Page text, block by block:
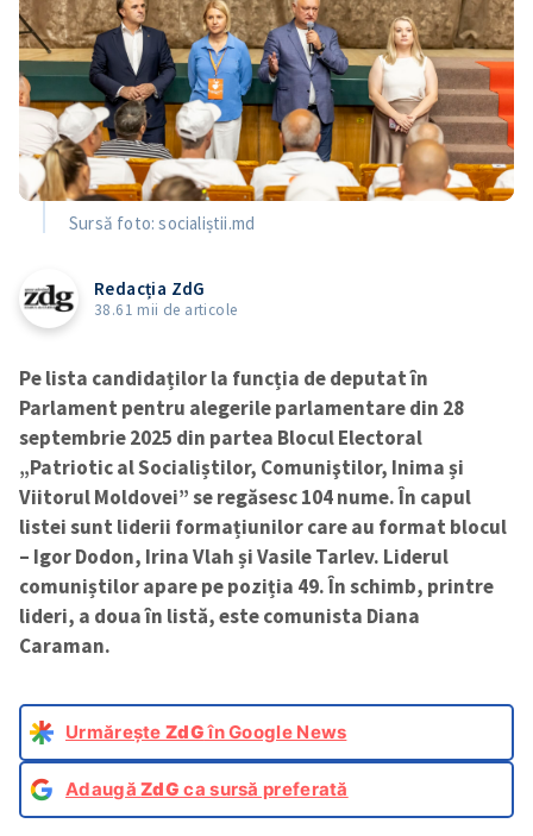
Sursă foto: socialiștii.md
Redacția ZdG
38.61 mii de articole
Pe lista candidaților la funcția de deputat în
Parlament pentru alegerile parlamentare din 28
septembrie 2025 din partea Blocul Electoral
„Patriotic al Socialiștilor, Comuniştilor, Inima și
Viitorul Moldovei” se regăsesc 104 nume. În capul
listei sunt liderii formațiunilor care au format blocul
– Igor Dodon, Irina Vlah și Vasile Tarlev. Liderul
comuniștilor apare pe poziția 49. În schimb, printre
lideri, a doua în listă, este comunista Diana
Caraman.
Urmărește ZdGîn Google News
AdaugăZdG ca sursă preferată